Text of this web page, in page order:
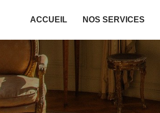
ACCUEIL NOS SERVICES